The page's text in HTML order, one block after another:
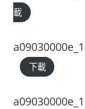
載
下載